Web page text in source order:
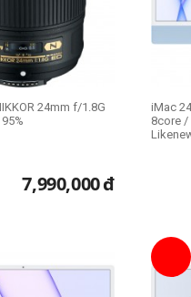
24mm f/1.8G
7,990,000đ
iMac
8core /